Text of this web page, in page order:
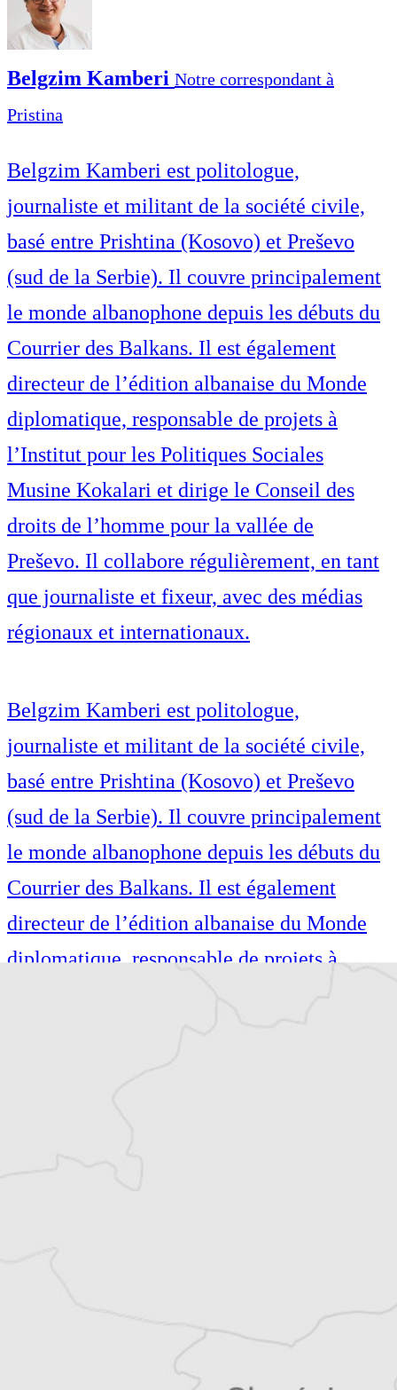
Belgzim Kamberi Notre correspondant à
Pristina
Belgzim Kamberi est politologue,
journaliste et militant de la société civile,
basé entre Prishtina (Kosovo) et Preševo
(sud de la Serbie). Il couvre principalement
le monde albanophone depuis les débuts du
Courrier des Balkans. Il est également
directeur de l’édition albanaise du Monde
diplomatique, responsable de projets à
l’Institut pour les Politiques Sociales
Musine Kokalari et dirige le Conseil des
droits de l’homme pour la vallée de
Preševo. Il collabore régulièrement, en tant
que journaliste et fixeur, avec des médias
régionaux et internationaux.
Belgzim Kamberi est politologue,
journaliste et militant de la société civile,
basé entre Prishtina (Kosovo) et Preševo
(sud de la Serbie). Il couvre principalement
le monde albanophone depuis les débuts du
Courrier des Balkans. Il est également
directeur de l’édition albanaise du Monde
diplomatique, responsable de projets à